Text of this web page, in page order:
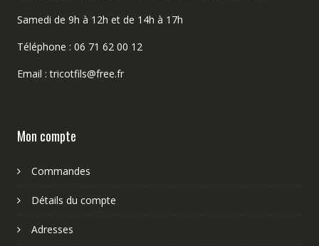
Samedi de 9h à 12h et de 14h à 17h
Téléphone : 06 71 62 00 12
Email : tricotfils@free.fr
Mon compte
Commandes
Détails du compte
Adresses